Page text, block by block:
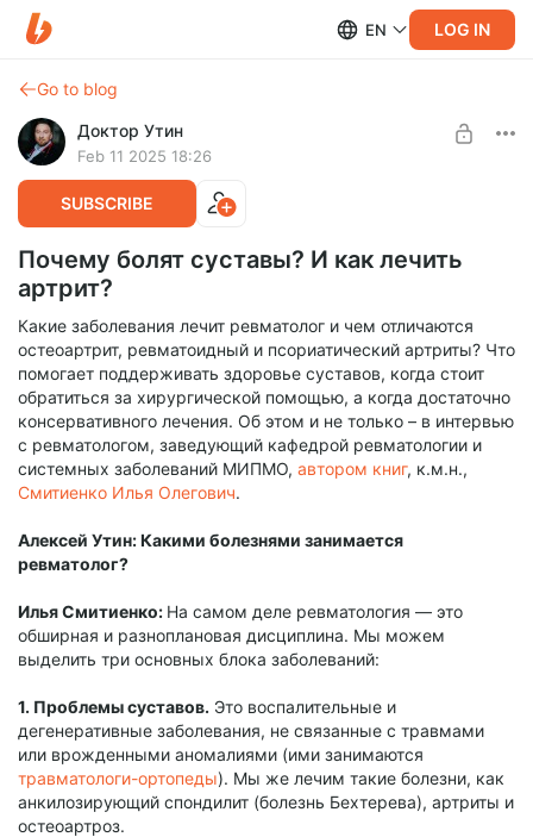
EN LOG IN
Go to blog
Доктор Утин
Feb 11 2025 18:26
SUBSCRIBE
Почему болят суставы? И как лечить
артрит?
Какие заболевания лечит ревматолог и чем отличаются
остеоартрит, ревматоидный и псориатический артриты? Что
помогает поддерживать здоровье суставов, когда стоит
обратиться за хирургической помощью, а когда достаточно
консервативного лечения. Об этом и не только – в интервью
с ревматологом, заведующий кафедрой ревматологии и
системных заболеваний МИПМО, автором книг, к.м.н.,
Смитиенко Илья Олегович.
Алексей Утин: Какими болезнями занимается
ревматолог?
Илья Смитиенко: На самом деле ревматология — это
обширная и разноплановая дисциплина. Мы можем
выделить три основных блока заболеваний:
1. Проблемы суставов. Это воспалительные и
дегенеративные заболевания, не связанные с травмами
или врожденными аномалиями (ими занимаются
травматологи-ортопеды). Мы же лечим такие болезни, как
анкилозирующий спондилит (болезнь Бехтерева), артриты и
остеоартроз.